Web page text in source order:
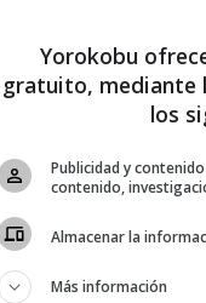
Recibe 4
Accede a todas
Accede al
Recibe
suscriptores.
Yorokobu
gratuito, mediante
los
Publicidad y
contenido,
Almacenar la
Más información